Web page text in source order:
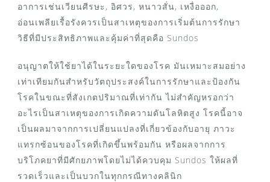
อาการเช่นเวียนศีรษะ, อิศวร, หนาวสั่น, เหงื่อออก,
อ่อนเพลียเรื้อรังควรเป็นสาเหตุของการเริ่มต้นการรักษา
วิธีที่มีประสิทธิภาพและคุ้มค่าที่สุดคือ Sundos
อนุญาตให้ใช้ยาได้ในระยะใดของโรค มันเหมาะสมอย่าง
เท่าเทียมกันสำหรับวัตถุประสงค์ในการรักษาและป้องกัน
โรคในขณะที่สังเกตปริมาณที่เท่ากัน ไม่สำคัญหรอกว่า
อะไรเป็นสาเหตุของการเกิดความดันโลหิตสูง โรคนี้อาจ
เป็นผลมาจากการเปลี่ยนแปลงที่เกี่ยวข้องกับอายุ ภาวะ
แทรกซ้อนของโรคที่เกิดขึ้นพร้อมกัน หรือผลจากการ
บริโภคยาที่มีศักยภาพโดยไม่ได้ควบคุม Sundos ให้ผลที่
รวดเร็วและเป็นบวกในทุกกรณีทางคลินิก